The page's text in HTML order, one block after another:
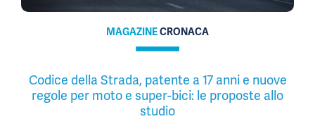
MAGAZINECRONACA
Codice della Strada, patente a 17 anni e nuove
regole per moto e super-bici: le proposte allo
studio